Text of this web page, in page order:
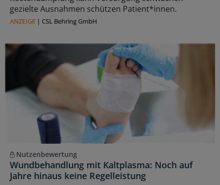
gezielte Ausnahmen schützen Patient*innen.
ANZEIGE | CSL Behring GmbH
Nutzenbewertung
Wundbehandlung mit Kaltplasma: Noch auf
Jahre hinaus keine Regelleistung